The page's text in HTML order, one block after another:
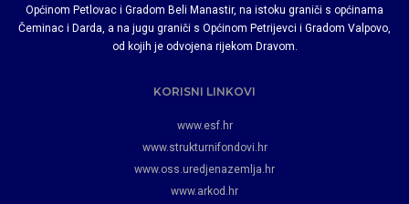
Općinom Petlovac i Gradom Beli Manastir, na istoku graniči s općinama
Čeminac i Darda, a na jugu graniči s Općinom Petrijevci i Gradom Valpovo,
od kojih je odvojena rijekom Dravom.
KORISNI LINKOVI
www.esf.hr
www.strukturnifondovi.hr
www.oss.uredjenazemlja.hr
www.arkod.hr